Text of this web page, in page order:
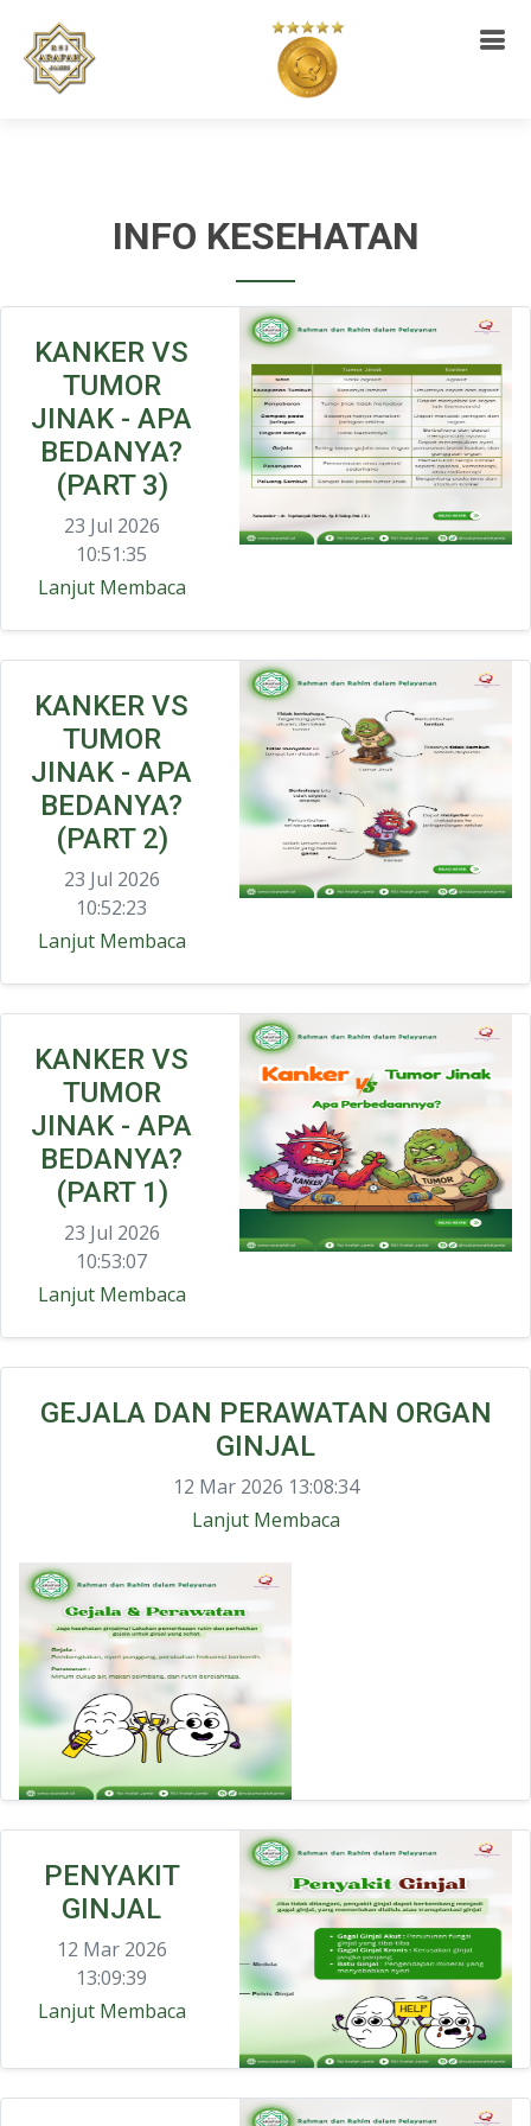
INFO KESEHATAN
KANKER VS
TUMOR
JINAK - APA
BEDANYA?
(PART 3)
23 Jul 2026
10:51:35
Lanjut Membaca
KANKER VS
TUMOR
JINAK - APA
BEDANYA?
(PART 2)
23 Jul 2026
10:52:23
Lanjut Membaca
KANKER VS
TUMOR
JINAK - APA
BEDANYA?
(PART 1)
23 Jul 2026
10:53:07
Lanjut Membaca
GEJALA DAN PERAWATAN ORGAN
GINJAL
12 Mar 2026 13:08:34
Lanjut Membaca
PENYAKIT
GINJAL
12 Mar 2026
13:09:39
Lanjut Membaca